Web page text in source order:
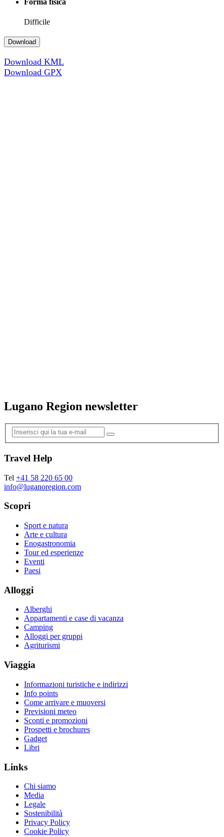
Forma fisica
Difficile
Download
Download KML
Download GPX
Lugano Region newsletter
Travel Help
Tel +41 58 220 65 00
info@luganoregion.com
Scopri
Sport e natura
Arte e cultura
Enogastronomia
Tour ed esperienze
Eventi
Paesi
Alloggi
Alberghi
Appartamenti e case di vacanza
Camping
Alloggi per gruppi
Agriturismi
Viaggia
Informazioni turistiche e indirizzi
Info points
Come arrivare e muoversi
Previsioni meteo
Sconti e promozioni
Prospetti e brochures
Gadget
Libri
Links
Chi siamo
Media
Legale
Sostenibilità
Privacy Policy
Cookie Policy